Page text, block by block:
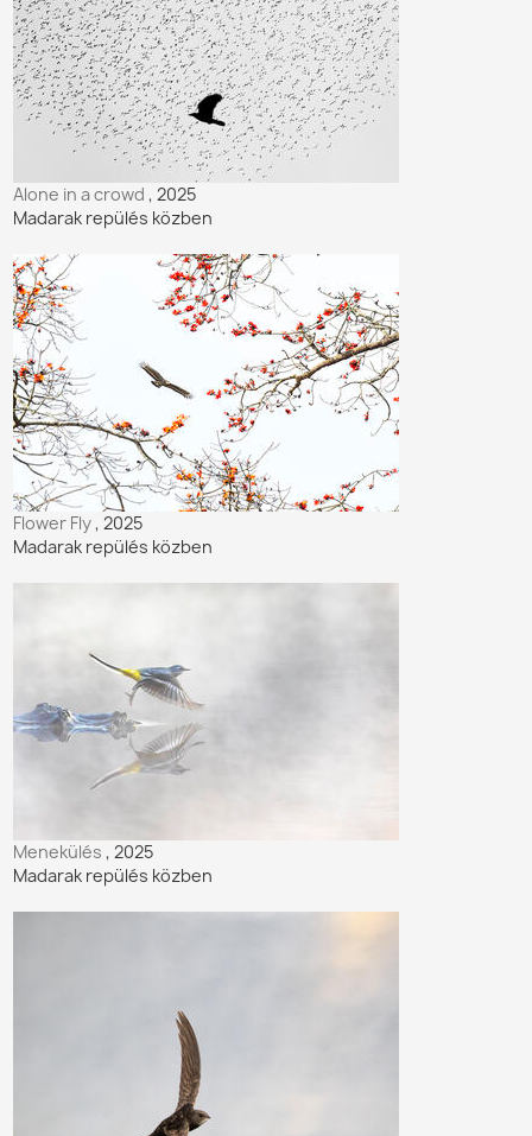
Alone in a crowd, 2025
Madarak repülés közben
Flower Fly, 2025
Madarak repülés közben
Menekülés, 2025
Madarak repülés közben